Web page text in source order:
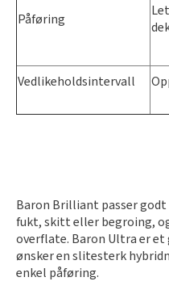
Påføring
Vedlikeholdsintervall
Baron Brilliant passer
fukt, skitt eller begroing,
overflate. Baron Ultra er
ønsker en slitesterk
enkel påføring.